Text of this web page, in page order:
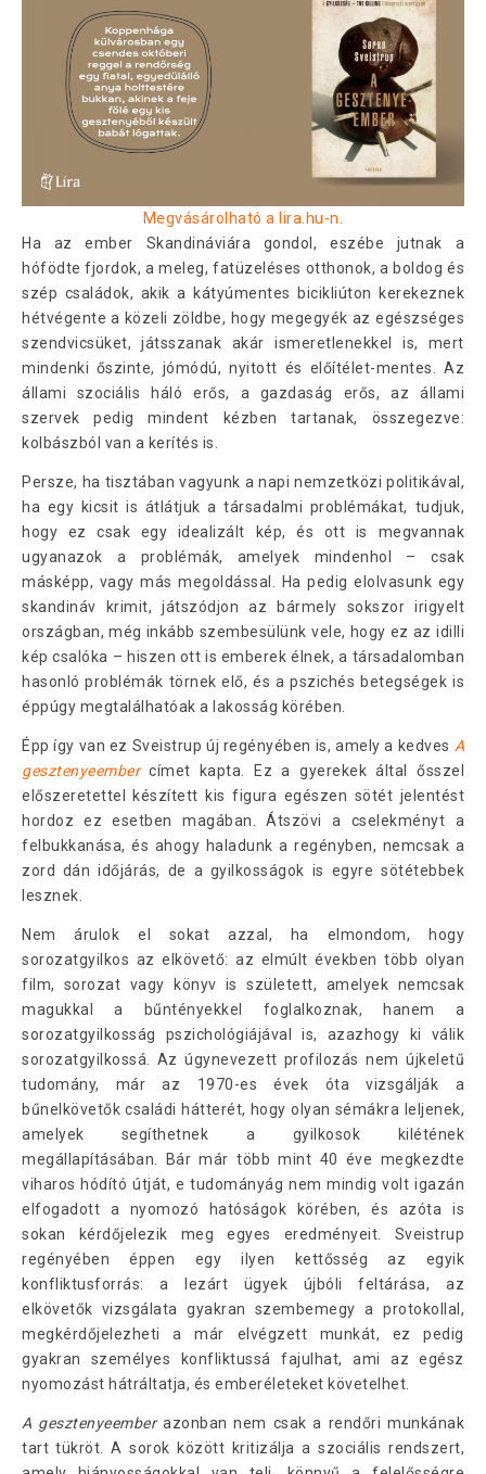
Megvásárolható a lira.hu-n.
Ha az ember Skandináviára gondol, eszébe jutnak a
hófödte fjordok, a meleg, fatüzeléses otthonok, a boldog és
szép családok, akik a kátyúmentes bicikliúton kerekeznek
hétvégente a közeli zöldbe, hogy megegyék az egészséges
szendvicsüket, játsszanak akár ismeretlenekkel is, mert
mindenki őszinte, jómódú, nyitott és előítélet-mentes. Az
állami szociális háló erős, a gazdaság erős, az állami
szervek pedig mindent kézben tartanak, összegezve:
kolbászból van a kerítés is.
Persze, ha tisztában vagyunk a napi nemzetközi politikával,
ha egy kicsit is átlátjuk a társadalmi problémákat, tudjuk,
hogy ez csak egy idealizált kép, és ott is megvannak
ugyanazok a problémák, amelyek mindenhol – csak
másképp, vagy más megoldással. Ha pedig elolvasunk egy
skandináv krimit, játszódjon az bármely sokszor irigyelt
országban, még inkább szembesülünk vele, hogy ez az idilli
kép csalóka – hiszen ott is emberek élnek, a társadalomban
hasonló problémák törnek elő, és a pszichés betegségek is
éppúgy megtalálhatóak a lakosság körében.
Épp így van ez Sveistrup új regényében is, amely a kedves A
gesztenyeembercímet kapta. Ez a gyerekek által ősszel
előszeretettel készített kis figura egészen sötét jelentést
hordoz ez esetben magában. Átszövi a cselekményt a
felbukkanása, és ahogy haladunk a regényben, nemcsak a
zord dán időjárás, de a gyilkosságok is egyre sötétebbek
lesznek.
Nem árulok el sokat azzal, ha elmondom, hogy
sorozatgyilkos az elkövető: az elmúlt években több olyan
film, sorozat vagy könyv is született, amelyek nemcsak
magukkal a bűntényekkel foglalkoznak, hanem a
sorozatgyilkosság pszichológiájával is, azazhogy ki válik
sorozatgyilkossá. Az úgynevezett profilozás nem újkeletű
tudomány, már az 1970-es évek óta vizsgálják a
bűnelkövetők családi hátterét, hogy olyan sémákra leljenek,
amelyek segíthetnek a gyilkosok kilétének
megállapításában. Bár már több mint 40 éve megkezdte
viharos hódító útját, e tudományág nem mindig volt igazán
elfogadott a nyomozó hatóságok körében, és azóta is
sokan kérdőjelezik meg egyes eredményeit. Sveistrup
regényében éppen egy ilyen kettősség az egyik
konfliktusforrás: a lezárt ügyek újbóli feltárása, az
elkövetők vizsgálata gyakran szembemegy a protokollal,
megkérdőjelezheti a már elvégzett munkát, ez pedig
gyakran személyes konfliktussá fajulhat, ami az egész
nyomozást hátráltatja, és emberéleteket követelhet.
A gesztenyeemberazonban nem csak a rendőri munkának
tart tükröt. A sorok között kritizálja a szociális rendszert,